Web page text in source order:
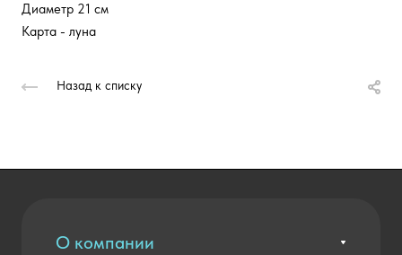
Диаметр 21 см
Карта - луна
Назад к списку
О компании